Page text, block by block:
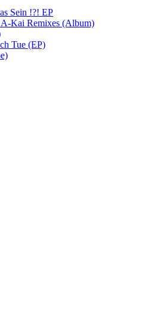
Sein !?! EP
A-Kai Remixes (Album)
Tue (EP)